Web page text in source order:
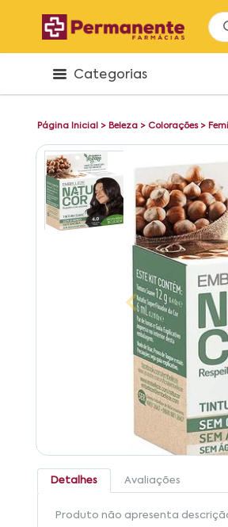
Categorias
Página Inicial > Beleza > Colorações>
Detalhes Avaliações
Produto não apresenta